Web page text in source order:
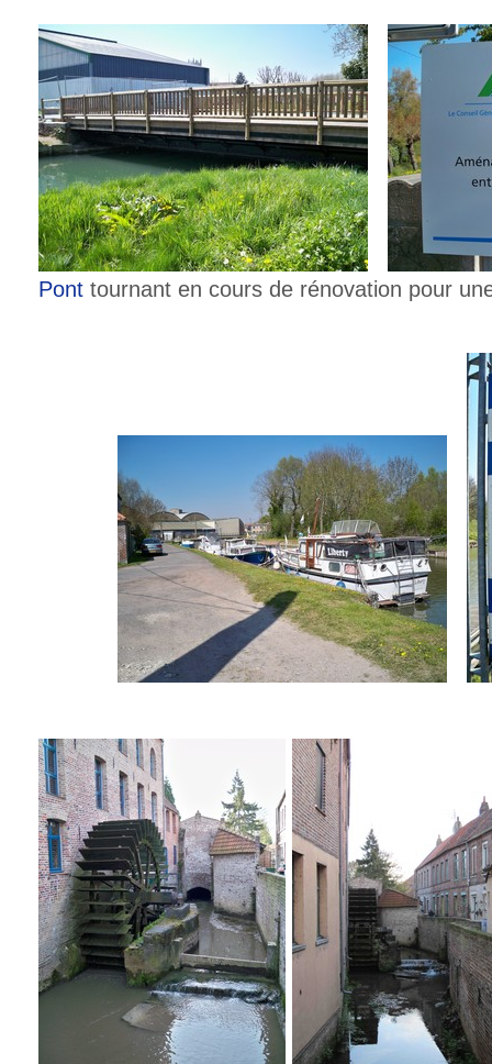
Pont tournant en cours de rénovation pour